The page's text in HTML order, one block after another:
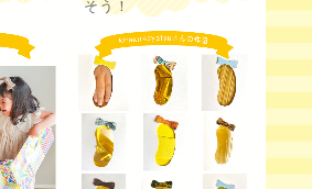
そう！